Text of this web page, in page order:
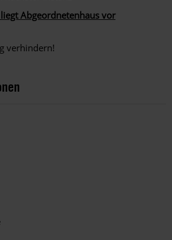
Abgeordnetenhaus vor
verhindern!